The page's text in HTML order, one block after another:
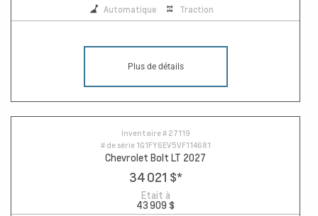
Automatique Traction
Plus de détails
Inventaire # 27119
# de série 1G1FY6EV5VF114681
Chevrolet Bolt LT 2027
34 021 $*
Etait à
43 909 $